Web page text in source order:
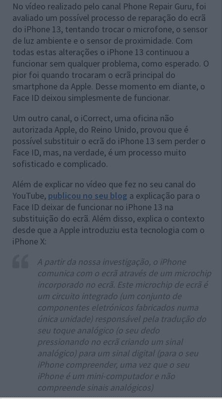
No vídeo realizado pelo canal Phone Repair Guru, foi
avaliado um possível processo de reparação do ecrã
do iPhone 13, tentando trocar o microfone, o sensor
de luz ambiente e o sensor de proximidade. Com
todas estas alterações o iPhone 13 continuou a
funcionar sem qualquer problema, como esperado. O
pior foi quando trocaram o ecrã principal do
smartphone da Apple. Desse momento em diante, o
Face ID deixou simplesmente de funcionar.
Um outro canal, o iCorrect, uma oficina não
autorizada Apple, do Reino Unido, provou que é
possível substituir o ecrã do iPhone 13 sem perder o
Face ID, mas, na verdade, é um processo muito
sofisticado e complicado.
Além de explicar no vídeo que fez no seu canal do
YouTube, publicou no seu blog a explicação para o
Face ID deixar de funcionar no iPhone 13 na
substituição do ecrã. Além disso, explica o contexto
desde que a Apple introduziu esta tecnologia com o
iPhone X:
A partir da nossa investigação, o iPhone
comunica com o ecrã através de um microchip
incorporado no ecrã. Este microchip de ecrã é
um circuito integrado (um conjunto de
componentes eletrónicos fabricados numa
única unidade) responsável pela tradução do
seu toque analógico (o seu dedo
pressionando no ecrã criando um sinal
analógico) para um sinal digital (para o seu
iPhone compreender, uma vez que o seu
iPhone é um mini-computador e não
compreende sinais analógicos)